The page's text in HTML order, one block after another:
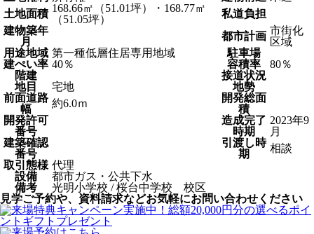
土地面積 168.66㎡（51.01坪）・168.77㎡
（51.05坪）
私道負担
建物築年
月
都市計画 市街化
区域
用途地域 第一種低層住居専用地域
駐車場
建ぺい率 40％ 容積率
80％
階建
接道状況
地目
宅地
地勢
前面道路
幅
約6.0ｍ
開発総面
積
開発許可
番号
造成完了
時期
2023年9
月
建築確認
番号
引渡し時
期
相談
取引態様 代理
設備
都市ガス・公共下水
備考
光明小学校 / 桜台中学校 校区
見学ご予約や、資料請求などお気軽にお問い合わせください